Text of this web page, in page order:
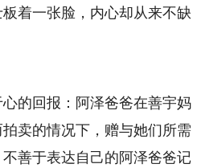
着一张脸，内心却从来不缺
的回报：阿泽爸爸在善宇妈
卖的情况下，赠与她们所需
善于表达自己的阿泽爸爸记